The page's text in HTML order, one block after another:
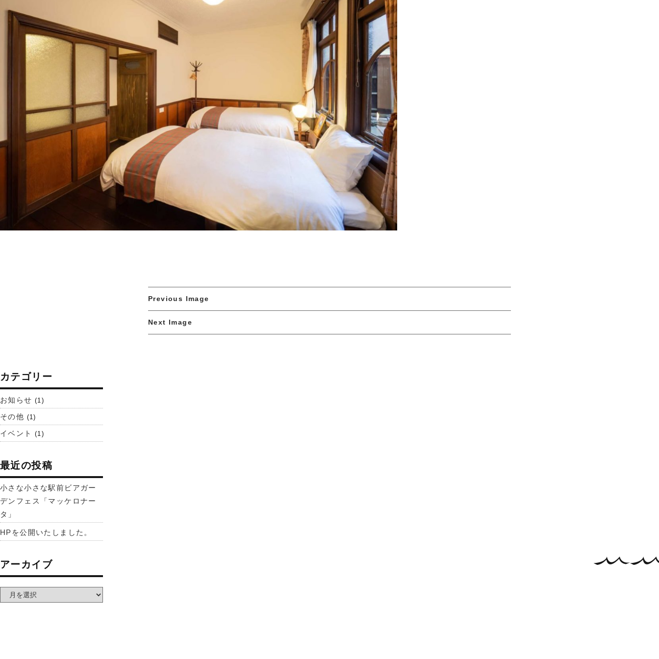
Previous Image
Next Image
カテゴリー
お知らせ (1)
その他 (1)
イベント (1)
最近の投稿
小さな小さな駅前ビアガー
デンフェス「マッケロナー
タ」
HPを公開いたしました。
アーカイブ